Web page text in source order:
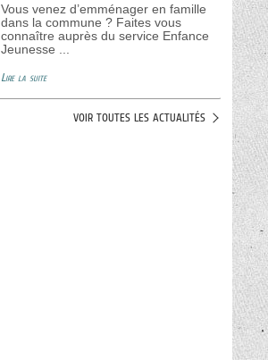
Vous venez d’emménager en famille
dans la commune ? Faites vous
connaître auprès du service Enfance
Jeunesse ...
Lire la suite
VOIR TOUTES LES ACTUALITÉS